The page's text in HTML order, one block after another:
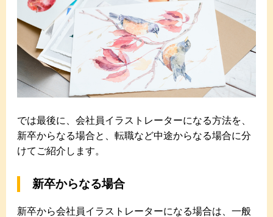
では最後に、会社員イラストレーターになる方法を、
新卒からなる場合と、転職など中途からなる場合に分
けてご紹介します。
新卒からなる場合
新卒から会社員イラストレーターになる場合は、一般